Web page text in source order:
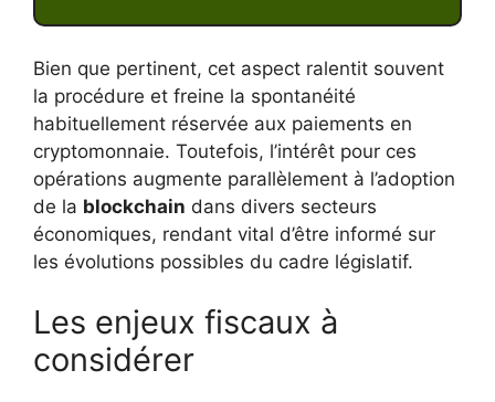
Bien que pertinent, cet aspect ralentit souvent
la procédure et freine la spontanéité
habituellement réservée aux paiements en
cryptomonnaie. Toutefois, l’intérêt pour ces
opérations augmente parallèlement à l’adoption
de la blockchain dans divers secteurs
économiques, rendant vital d’être informé sur
les évolutions possibles du cadre législatif.
Les enjeux fiscaux à
considérer